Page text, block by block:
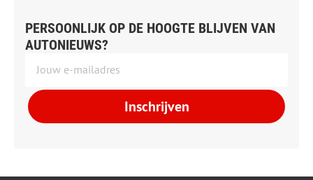
PERSOONLIJK OP DE HOOGTE BLIJVEN VAN
AUTONIEUWS?
Inschrijven